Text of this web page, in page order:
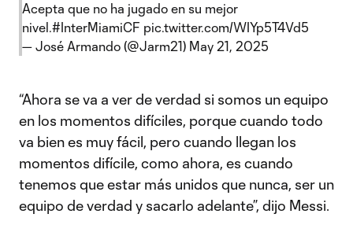
Acepta que no ha jugado en su mejor
nivel.#InterMiamiCF pic.twitter.com/WIYp5T4Vd5
— José Armando (@Jarm21) May 21, 2025
“Ahora se va a ver de verdad si somos un equipo
en los momentos difíciles, porque cuando todo
va bien es muy fácil, pero cuando llegan los
momentos difícile, como ahora, es cuando
tenemos que estar más unidos que nunca, ser un
equipo de verdad y sacarlo adelante”, dijo Messi.